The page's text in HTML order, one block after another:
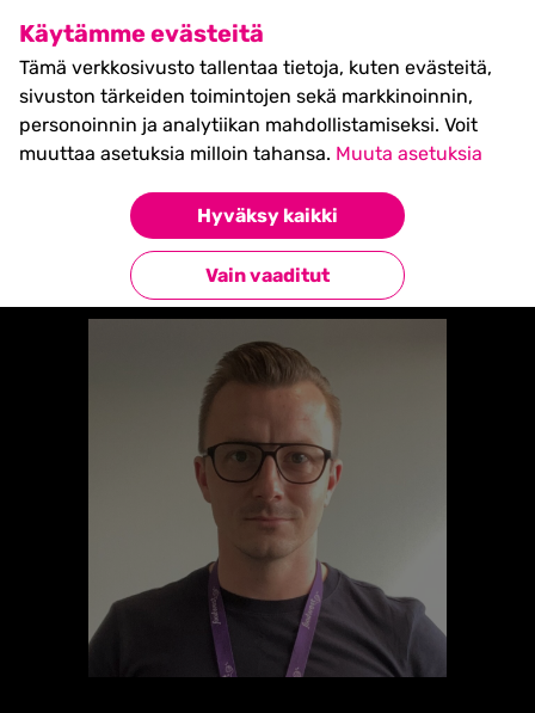
Käytämme evästeitä
Tämä verkkosivusto tallentaa tietoja, kuten evästeitä,
sivuston tärkeiden toimintojen sekä markkinoinnin,
personoinnin ja analytiikan mahdollistamiseksi. Voit
muuttaa asetuksia milloin tahansa. Muuta asetuksia
Hyväksy kaikki
Vain vaaditut
SHIFT Business Festival
27.5.2027, Turku - liput
myynnissä nyt! >>
Harri Latva-Mäenpää
Takaisin esiintyjiin